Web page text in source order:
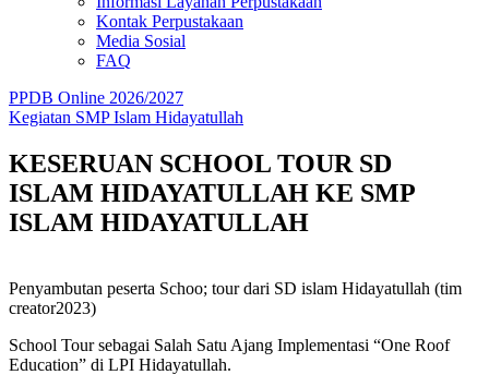
Kontak Perpustakaan
Media Sosial
FAQ
PPDB Online 2026/2027
Kegiatan SMP Islam Hidayatullah
KESERUAN SCHOOL TOUR SD
ISLAM HIDAYATULLAH KE SMP
ISLAM HIDAYATULLAH
Penyambutan peserta Schoo; tour dari SD islam Hidayatullah (tim
creator2023)
School Tour sebagai Salah Satu Ajang Implementasi “One Roof
Education” di LPI Hidayatullah.